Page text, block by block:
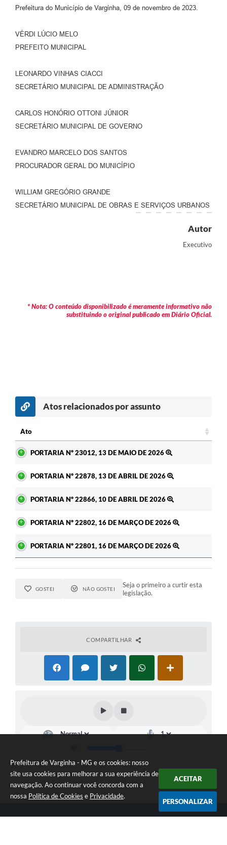
Prefeitura de Varginha - MG e os cookies: nosso
site usa cookies para melhorar a sua experiência de
navegação. Ao continuar você concorda com a
nossa Política de Cookies e Privacidade.
ACEITAR
PERSONALIZAR
Prefeitura do Município de Varginha, 09 de novembro de 2023.
VÉRDI LÚCIO MELO
PREFEITO MUNICIPAL
LEONARDO VINHAS CIACCI
SECRETÁRIO MUNICIPAL DE ADMINISTRAÇÃO
CARLOS HONÓRIO OTTONI JÚNIOR
SECRETÁRIO MUNICIPAL DE GOVERNO
EVANDRO MARCELO DOS SANTOS
PROCURADOR GERAL DO MUNICÍPIO
WILLIAM GREGÓRIO GRANDE
SECRETÁRIO MUNICIPAL DE OBRAS E SERVIÇOS URBANOS
Autor
Executivo
* Nota: O conteúdo disponibilizado é meramente informativo não
substituindo o original publicado em Diário Oficial.
Atos relacionados por assunto
Ato
PORTARIA Nº 23012, 13 DE MAIO DE 2026
PORTARIA Nº 22878, 13 DE ABRIL DE 2026
PORTARIA Nº 22866, 10 DE ABRIL DE 2026
PORTARIA Nº 22802, 16 DE MARÇO DE 2026
PORTARIA Nº 22801, 16 DE MARÇO DE 2026
GOSTEI NÃO GOSTEI
Seja o primeiro a curtir esta
legislação.
COMPARTILHAR